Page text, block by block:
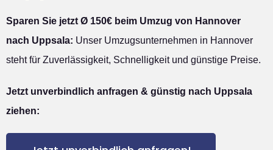
Sparen Sie jetzt Ø 150€ beim Umzug von Hannover
nach Uppsala: Unser Umzugsunternehmen in Hannover
steht für Zuverlässigkeit, Schnelligkeit und günstige Preise.
Jetzt unverbindlich anfragen & günstig nach Uppsala
ziehen: